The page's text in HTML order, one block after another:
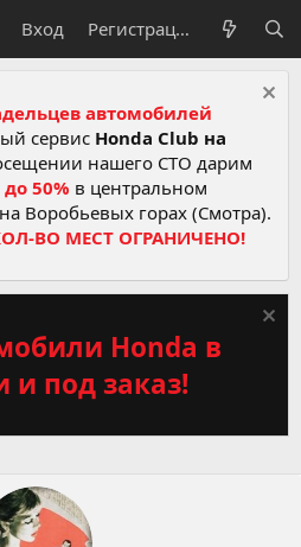
Вход Регистрация
автомобилей
сервис Honda Club на
нашего СТО дарим
до 50% в центральном
Воробьевых горах (Смотра).
ВО МЕСТ ОГРАНИЧЕНО!
Honda в
и под заказ!